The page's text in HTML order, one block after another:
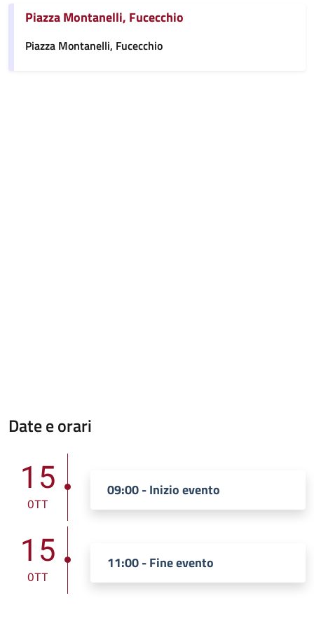
Piazza Montanelli, Fucecchio
Piazza Montanelli, Fucecchio
Date e orari
15
OTT
09:00 - Inizio evento
15
OTT
11:00 - Fine evento